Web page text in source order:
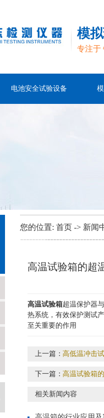
模
专注于
电池安全试验设备
您的位置: 首页 -> 新闻
高温试验箱的超
高温试验箱超温保护器
热系统，有效保护测试
至关重要的作用
上一篇：高低温冲击
下一篇：高温试验箱
相关新闻内容